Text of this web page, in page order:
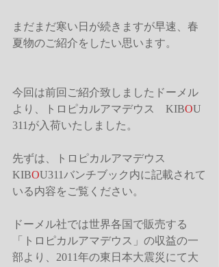
まだまだ寒い日が続きますが早速、春
夏物のご紹介をしたい思います。
今回は前回ご紹介致しましたドーメル
より、トロピカルアマデウス　KIBOU
311が入荷いたしました。
先ずは、トロピカルアマデウス
KIBOU311バンチブック内に記載されて
いる内容をご覧ください。
ドーメル社では世界各国で販売する
「トロピカルアマデウス」の収益の一
部より、2011年の東日本大震災にて大